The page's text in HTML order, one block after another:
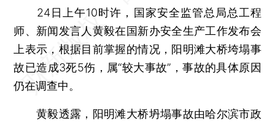
24日上午10时许，国家安全监管总局总工程
师、新闻发言人黄毅在国新办安全生产工作发布会
上表示，根据目前掌握的情况，阳明滩大桥垮塌事
故已造成3死5伤，属“较大事故”，事故的具体原因
仍在调查中。
黄毅透露，阳明滩大桥坍塌事故由哈尔滨市政